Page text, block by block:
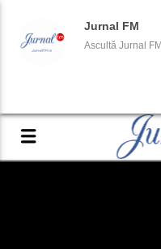
Jurnal FM
Ascultă Jurnal